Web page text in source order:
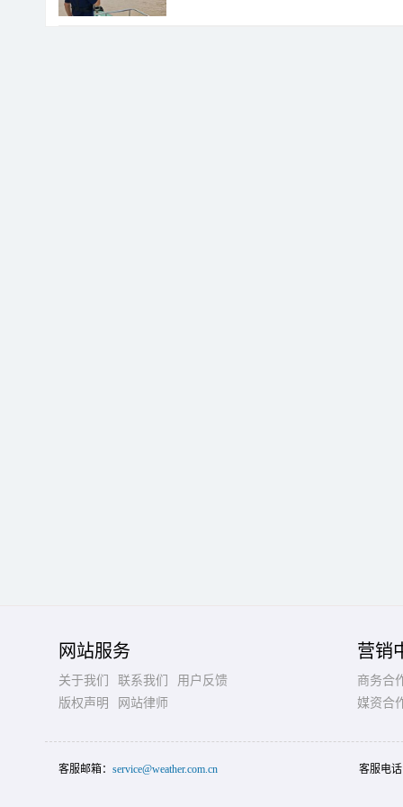
网站服务
关于我们 联系我们
用户反馈
版权声明
网站律师
营销
商务合
媒资合
客服邮箱： service@weather.com.cn 客服电